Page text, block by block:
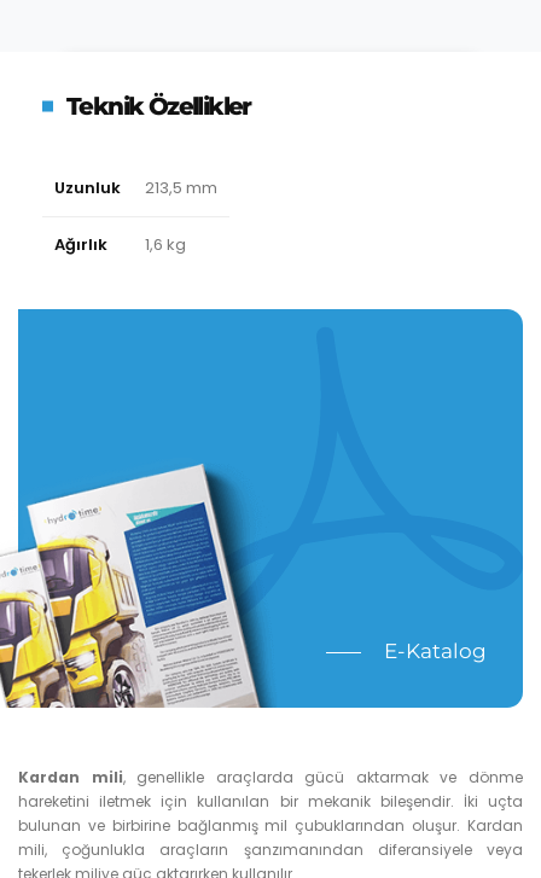
E-Katalog
Teknik Özellikler
Uzunluk 213,5 mm
Ağırlık 1,6 kg
Kardan mili, genellikle araçlarda gücü aktarmak ve dönme
hareketini iletmek için kullanılan bir mekanik bileşendir. İki uçta
bulunan ve birbirine bağlanmış mil çubuklarından oluşur. Kardan
mili, çoğunlukla araçların şanzımanından diferansiyele veya
tekerlek miliye güç aktarırken kullanılır.